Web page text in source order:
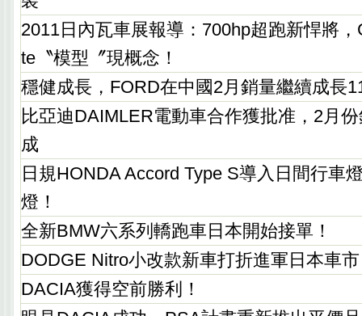
2011日內瓦車展報導：700hp超跑新悍將
te〝模型〞現概念！
穩健成長，FORD在中國2月銷量繼續成長
比亞迪DAIMLER電動車合作獲批准，2月
成
日規HONDA Accord Type S導入日間行車
燈！
全新BMW六系列轎跑車日本開始接單！
DODGE Nitro小改款新車打折進軍日本車
DACIA獲得空前勝利！